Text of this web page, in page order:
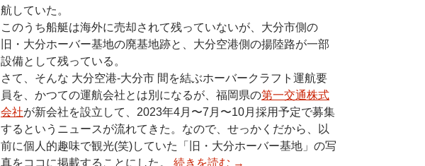
航していた。
このうち船艇は海外に売却されて残っていないが、大分市側の
旧・大分ホーバー基地の廃基地跡と、大分空港側の揚陸路が一部
設備として残っている。
さて、そんな 大分空港-大分市 間を結ぶホーバークラフト運航要
員を、かつての運航会社とは別になるが、福岡県の第一交通株式
会社が新会社を設立して、2023年4月〜7月〜10月採用予定で募集
するというニュースが流れてきた。なので、せっかくだから、以
前に個人的趣味で観光(笑)していた「旧・大分ホーバー基地」の写
真をココに掲載することにした。 続きを読む →